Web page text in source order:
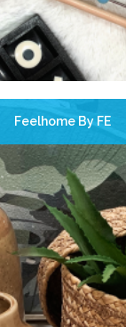
Feelhome By FE